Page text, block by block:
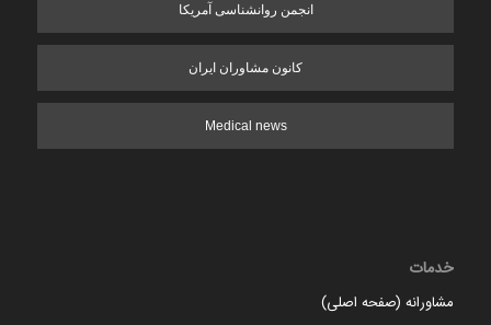
انجمن روانشناسی آمریکا
کانون مشاوران ایران
Medical news
خدمات
مشاورانه (صفحه اصلی)